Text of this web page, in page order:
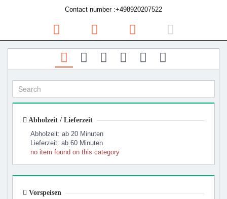
Contact number :+498920207522
Abholzeit / Lieferzeit
Abholzeit: ab 20 Minuten
Lieferzeit: ab 60 Minuten
no item found on this category
Vorspeisen